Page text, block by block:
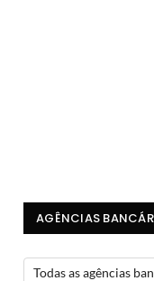
AGÊNCIAS
Todas as agências